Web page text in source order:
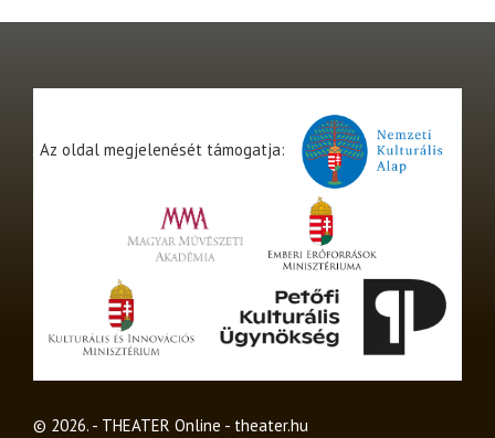
Az oldal megjelenését támogatja:
© 2026. - THEATER Online - theater.hu